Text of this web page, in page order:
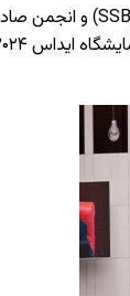
ترکیه در صنعت دفاعی است.